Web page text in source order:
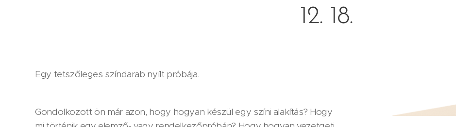
12. 18.
Egy tetszőleges színdarab nyílt próbája.
Gondolkozott ön már azon, hogy hogyan készül egy színi alakítás? Hogy